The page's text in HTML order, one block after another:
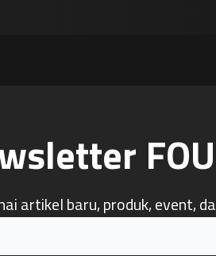
artikel baru, produk, event,